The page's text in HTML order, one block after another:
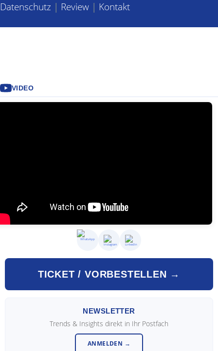
Datenschutz | Review | Kontakt
VIDEO
TICKET / VORBESTELLEN →
NEWSLETTER
Trends & Insights direkt in Ihr Postfach
ANMELDEN →